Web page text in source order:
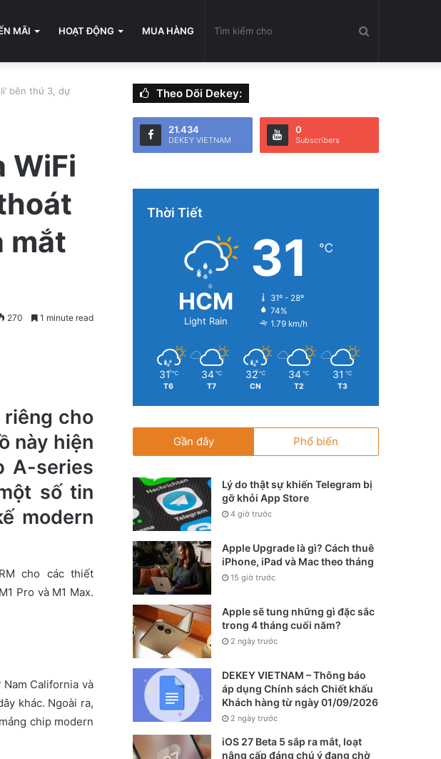
MÃI HOẠT ĐỘNG MUA HÀNG
cho
bên thứ 3, dự
WiFi
mắt
270 1 minute read
cho
này hiện
A-series
số tin
modern
cho các thiết
Pro và M1 Max.
California và
khác. Ngoài ra,
chip modern
Theo Dõi Dekey:
21.434
DEKEY VIETNAM
0
Subscribers
Thời Tiết
HCM
Light Rain
31 ℃
31º - 28º
74%
1.79 km/h
31 ℃
T6
34 ℃
T7
32 ℃
CN
34 ℃
T2
31 ℃
T3
Gần đây Phổ biến
Lý do thật sự khiến Telegram bị
gỡ khỏi App Store
4 giờ trước
Apple Upgrade là gì? Cách thuê
iPhone, iPad và Mac theo tháng
15 giờ trước
Apple sẽ tung những gì đặc sắc
trong 4 tháng cuối năm?
2 ngày trước
DEKEY VIETNAM – Thông báo
áp dụng Chính sách Chiết khấu
Khách hàng từ ngày 01/09/2026
2 ngày trước
iOS 27 Beta 5 sắp ra mắt, loạt
nâng cấp đáng chú ý đang chờ